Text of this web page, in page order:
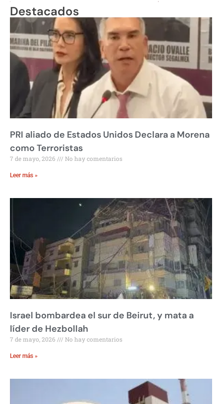
Destacados
PRI aliado de Estados Unidos Declara a Morena
como Terroristas
7 de mayo, 2026 No hay comentarios
Leer más »
Israel bombardea el sur de Beirut, y mata a
líder de Hezbollah
7 de mayo, 2026 No hay comentarios
Leer más »